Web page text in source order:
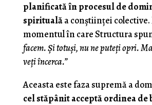
planificată în procesul de
spiritualăa conștiinței colective.
momentul în care Structura
facem. Și totuși, nu ne puteți opri.
veți încerca.”
Aceasta este faza supremă a
cel stăpânit acceptă ordinea de